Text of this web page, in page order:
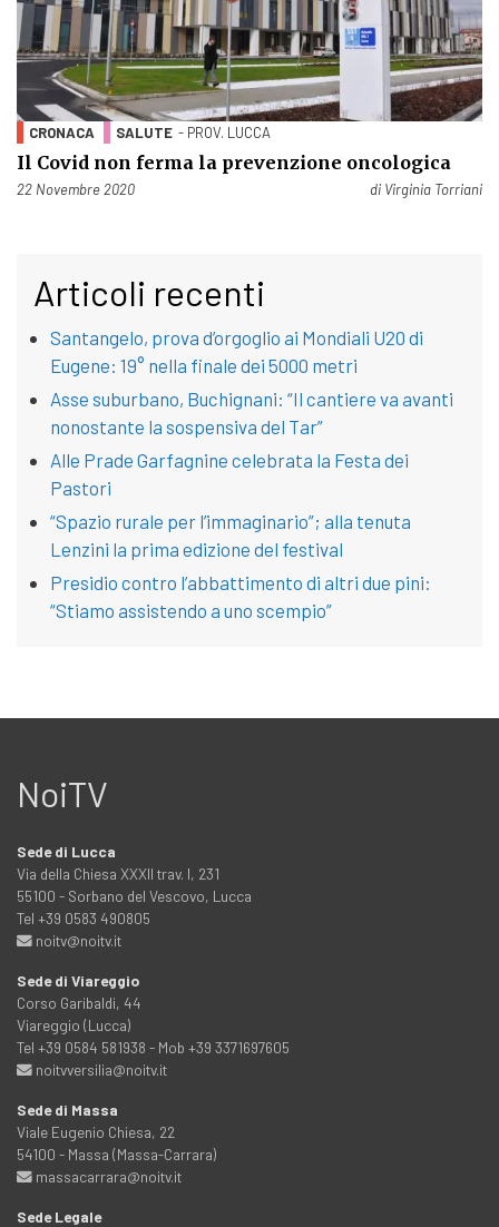
CRONACA SALUTE - PROV. LUCCA
Il Covid non ferma la prevenzione oncologica
Pubblicato il
22 Novembre 2020 di Virginia Torriani
Articoli recenti
Santangelo, prova d’orgoglio ai Mondiali U20 di
Eugene: 19° nella finale dei 5000 metri
Asse suburbano, Buchignani: “Il cantiere va avanti
nonostante la sospensiva del Tar”
Alle Prade Garfagnine celebrata la Festa dei
Pastori
“Spazio rurale per l’immaginario”; alla tenuta
Lenzini la prima edizione del festival
Presidio contro l’abbattimento di altri due pini:
“Stiamo assistendo a uno scempio”
NoiTV
Sede di Lucca
Via della Chiesa XXXII trav. I, 231
55100 - Sorbano del Vescovo, Lucca
Tel +39 0583 490805
noitv@noitv.it
Sede di Viareggio
Corso Garibaldi, 44
Viareggio (Lucca)
Tel +39 0584 581938 - Mob +39 3371697605
noitvversilia@noitv.it
Sede di Massa
Viale Eugenio Chiesa, 22
54100 - Massa (Massa-Carrara)
massacarrara@noitv.it
Sede Legale